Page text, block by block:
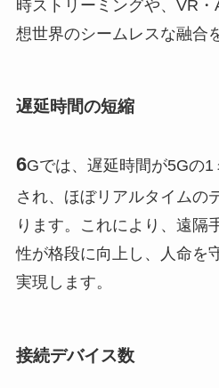
時ストリーミングや、VR
想世界のシームレスな融合
遅延時間の短縮
6Gでは、遅延時間が5Gの
され、ほぼリアルタイムの
ります。これにより、遠隔
性が格段に向上し、人命を
実現します。
接続デバイス数